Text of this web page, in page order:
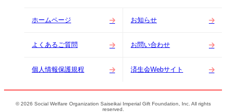
ホームページ お知らせ
よくあるご質問 お問い合わせ
個人情報保護規程 済生会Webサイト
© 2026 Social Welfare Organization Saiseikai Imperial Gift Foundation, Inc. All rights
reserved.